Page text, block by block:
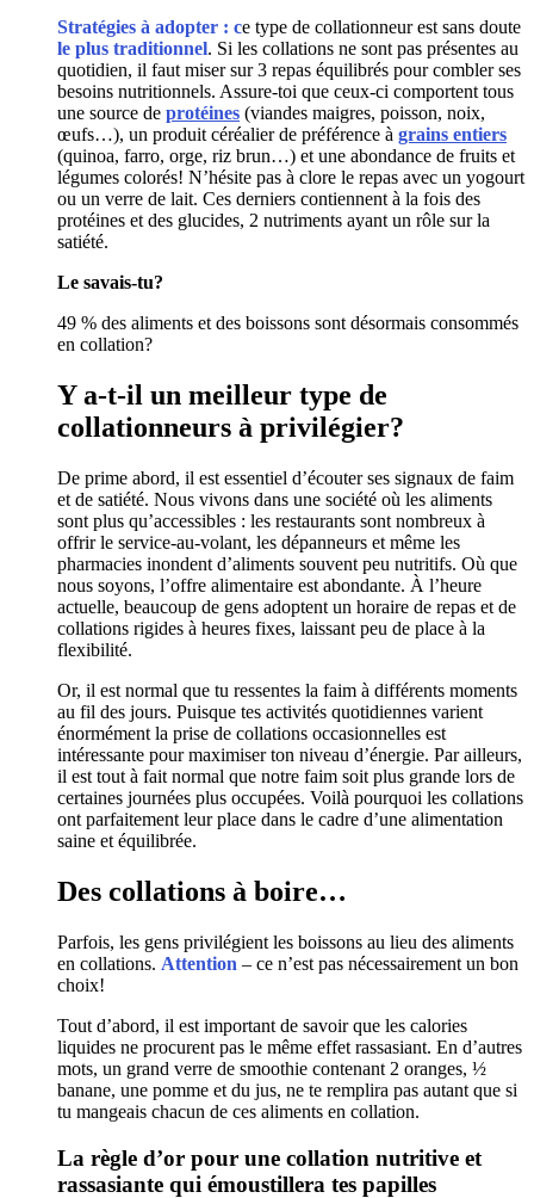
Stratégies à adopter : ce type de collationneur est sans doute
le plus traditionnel. Si les collations ne sont pas présentes au
quotidien, il faut miser sur 3 repas équilibrés pour combler ses
besoins nutritionnels. Assure-toi que ceux-ci comportent tous
une source de protéines (viandes maigres, poisson, noix,
œufs…), un produit céréalier de préférence à grains entiers
(quinoa, farro, orge, riz brun…) et une abondance de fruits et
légumes colorés! N’hésite pas à clore le repas avec un yogourt
ou un verre de lait. Ces derniers contiennent à la fois des
protéines et des glucides, 2 nutriments ayant un rôle sur la
satiété.
Le savais-tu?
49 % des aliments et des boissons sont désormais consommés
en collation?
Y a-t-il un meilleur type de
collationneurs à privilégier?
De prime abord, il est essentiel d’écouter ses signaux de faim
et de satiété. Nous vivons dans une société où les aliments
sont plus qu’accessibles : les restaurants sont nombreux à
offrir le service-au-volant, les dépanneurs et même les
pharmacies inondent d’aliments souvent peu nutritifs. Où que
nous soyons, l’offre alimentaire est abondante. À l’heure
actuelle, beaucoup de gens adoptent un horaire de repas et de
collations rigides à heures fixes, laissant peu de place à la
flexibilité.
Or, il est normal que tu ressentes la faim à différents moments
au fil des jours. Puisque tes activités quotidiennes varient
énormément la prise de collations occasionnelles est
intéressante pour maximiser ton niveau d’énergie. Par ailleurs,
il est tout à fait normal que notre faim soit plus grande lors de
certaines journées plus occupées. Voilà pourquoi les collations
ont parfaitement leur place dans le cadre d’une alimentation
saine et équilibrée.
Des collations à boire…
Parfois, les gens privilégient les boissons au lieu des aliments
en collations. Attention – ce n’est pas nécessairement un bon
choix!
Tout d’abord, il est important de savoir que les calories
liquides ne procurent pas le même effet rassasiant. En d’autres
mots, un grand verre de smoothie contenant 2 oranges, ½
banane, une pomme et du jus, ne te remplira pas autant que si
tu mangeais chacun de ces aliments en collation.
La règle d’or pour une collation nutritive et
rassasiante qui émoustillera tes papilles